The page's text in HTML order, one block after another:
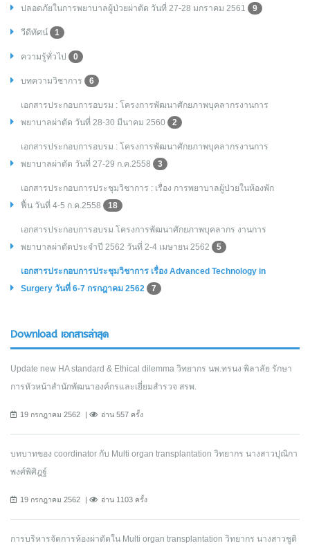
ปลอดภัยในการพยาบาลผู้ป่วยผ่าตัด วันที่ 27-28 มกราคม 2561
9
วีดีทัศน์ 1
ความรู้ทั่วไป 0
บทความวิชาการ 6
เอกสารประกอบการอบรม : โครงการพัฒนาศักยภาพบุคลากรงานการ
พยาบาลผ่าตัด วันที่ 28-30 มีนาคม 2560
2
เอกสารประกอบการอบรม : โครงการพัฒนาศักยภาพบุคลากรงานการ
พยาบาลผ่าตัด วันที่ 27-29 ก.ค.2558
3
เอกสารประกอบการประชุมวิชาการ : เรื่อง การพยาบาลผู้ป่วยในห้องพัก
ฟื้น วันที่ 4-5 ก.ค.2558
18
เอกสารประกอบการอบรม โครงการพัฒนาศักยภาพบุคลากร งานการ
พยาบาลผ่าตัดประจำปี 2562 วันที่ 2-4 เมษายน 2562
5
เอกสารประกอบการประชุมวิชาการ เรื่อง Advanced Technology in
Surgery วันที่ 6-7 กรกฎาคม 2562
7
Download เอกสารล่าสุด
Update new HA standard & Ethical dilemma วิทยากร นพ.ทรนง พิลาลัย รักษา
การหัวหน้าสำนักพัฒนาองค์กรและเยี่ยมสำรวจ สรพ.
19 กรกฎาคม 2562 อ่าน 557 ครั้ง
บทบาทของ coordinator กับ Multi organ transplantation วิทยากร นางสาวปุณิกา
พงศ์พิศิฎฐ์
19 กรกฎาคม 2562 อ่าน 1103 ครั้ง
การบริหารจัดการห้องผ่าตัดใน Multi organ transplantation วิทยากร นางสาวชูติ